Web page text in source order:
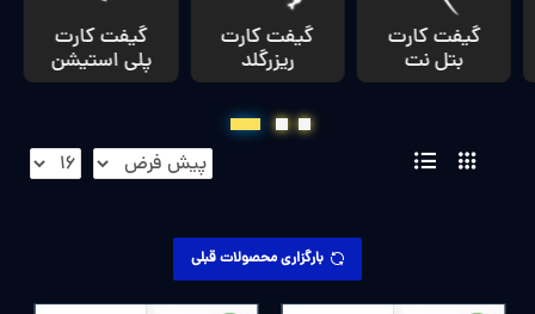
گیفت کارت
بتل نت
گیفت کارت
ریزرگلد
گیفت کارت
پلی استیشن
بارگزاری محصولات قبلی